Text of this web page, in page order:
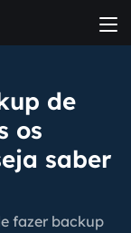
de
os
saber
fazer backup